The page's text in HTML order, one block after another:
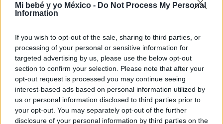
Mi bebé y yo México - Do Not Process My Personal
Information
If you wish to opt-out of the sale, sharing to third parties, or
processing of your personal or sensitive information for
targeted advertising by us, please use the below opt-out
section to confirm your selection. Please note that after your
opt-out request is processed you may continue seeing
interest-based ads based on personal information utilized by
us or personal information disclosed to third parties prior to
your opt-out. You may separately opt-out of the further
disclosure of your personal information by third parties on the
marrón ¿Se recomiendan?